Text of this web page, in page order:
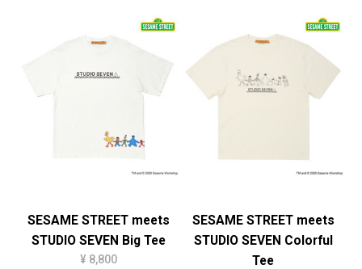
SESAME STREET meets
STUDIO SEVEN Big Tee
¥ 8,800
SESAME STREET meets
STUDIO SEVEN Colorful
Tee